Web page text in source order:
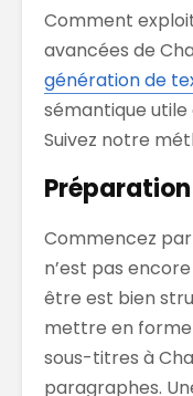
Comment
avancées de
génération de
sémantique
Suivez notre
Commencez
n’est pas
être est bien
mettre en
sous-titres à
paragraphes.